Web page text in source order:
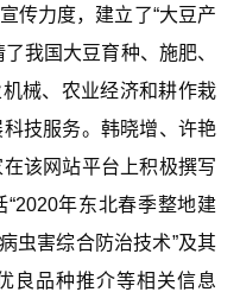
宣传力度，建立了“大豆产
我国大豆育种、施肥、
械、农业经济和耕作栽
科技服务。韩晓增、许艳
在该网站平台上积极撰写
“2020年东北春季整地建
虫害综合防治技术”及其
良品种推介等相关信息